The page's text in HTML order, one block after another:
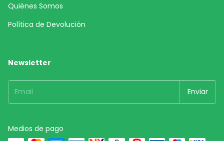
Quiénes Somos
Política de Devolución
Newsletter
Medios de pago